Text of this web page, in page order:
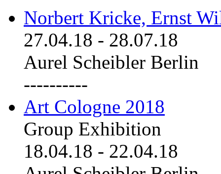
Norbert Kricke, Ernst
27.04.18 - 28.07.18
Aurel Scheibler Berlin
----------
Art Cologne 2018
Group Exhibition
18.04.18 - 22.04.18